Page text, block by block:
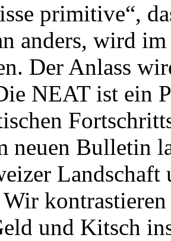
primitive“,
anders, wird
Der Anlass
NEAT ist ein
neuen Bulletin
Wir
und Kitsch